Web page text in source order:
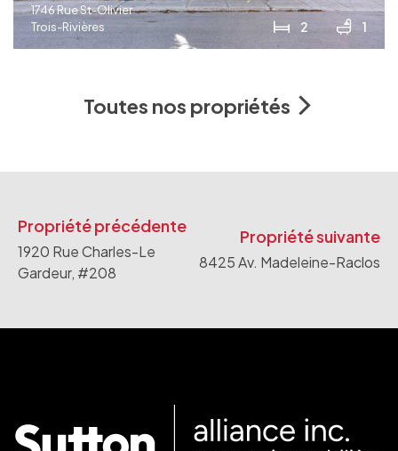
1746 Rue St-Olivier
Trois-Rivières
2 1
Toutes nos propriétés
Propriété précédente
1920 Rue Charles-Le
Gardeur, #208
Propriété suivante
8425 Av. Madeleine-Raclos